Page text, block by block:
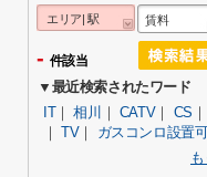
エリア| 駅 賃料
- 件該当
▼最近検索されたワード
IT｜相川 ｜ CATV｜ CS ｜
｜TV｜ ガスコンロ設置